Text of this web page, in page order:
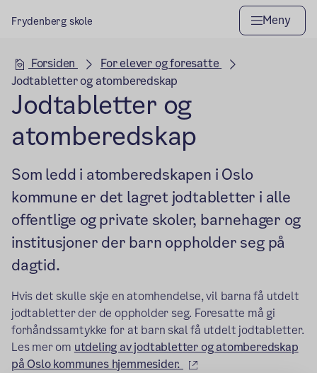
Frydenberg skole Meny
Hovedseksjon
Forsiden
For elever og foresatte
Jodtabletter og atomberedskap
Jodtabletter og
atomberedskap
Som ledd i atomberedskapen i Oslo
kommune er det lagret jodtabletter i alle
offentlige og private skoler, barnehager og
institusjoner der barn oppholder seg på
dagtid.
Hvis det skulle skje en atomhendelse, vil barna få utdelt
jodtabletter der de oppholder seg. Foresatte må gi
forhåndssamtykke for at barn skal få utdelt jodtabletter.
Les mer om utdeling av jodtabletter og atomberedskap
på Oslo kommunes hjemmesider.
(ekstern lenke)